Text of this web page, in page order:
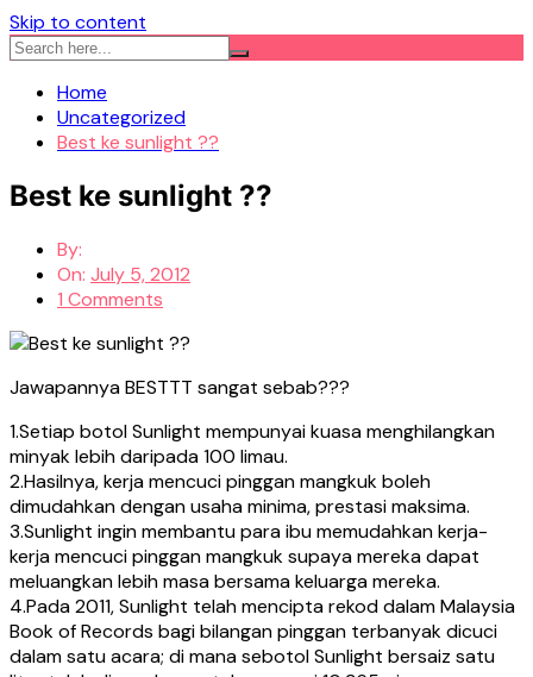
Skip to content
Home
Uncategorized
Best ke sunlight ??
Best ke sunlight ??
By:
On: July 5, 2012
1 Comments
Jawapannya BESTTT sangat sebab???
1.Setiap botol Sunlight mempunyai kuasa menghilangkan
minyak lebih daripada 100 limau.
2.Hasilnya, kerja mencuci pinggan mangkuk boleh
dimudahkan dengan usaha minima, prestasi maksima.
3.Sunlight ingin membantu para ibu memudahkan kerja-
kerja mencuci pinggan mangkuk supaya mereka dapat
meluangkan lebih masa bersama keluarga mereka.
4.Pada 2011, Sunlight telah mencipta rekod dalam Malaysia
Book of Records bagi bilangan pinggan terbanyak dicuci
dalam satu acara; di mana sebotol Sunlight bersaiz satu